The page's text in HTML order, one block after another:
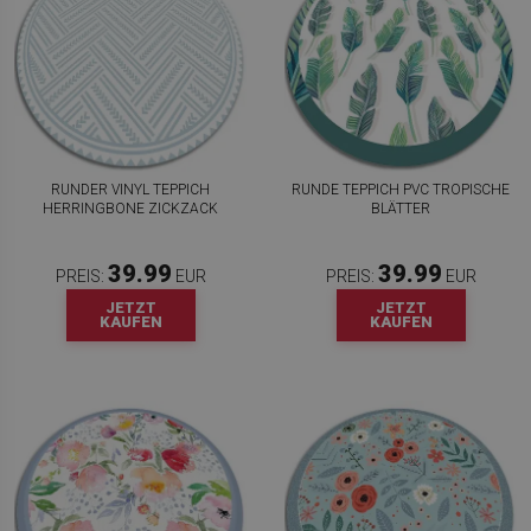
RUNDER VINYL TEPPICH
HERRINGBONE ZICKZACK
PREIS: 39.99 EUR
JETZT
KAUFEN
RUNDE TEPPICH PVC TROPISCHE
BLÄTTER
PREIS: 39.99 EUR
JETZT
KAUFEN